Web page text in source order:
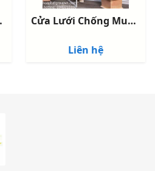
Xingfa Cửa Lưới Chống Muỗi Dạng Cố Định
Liên hệ